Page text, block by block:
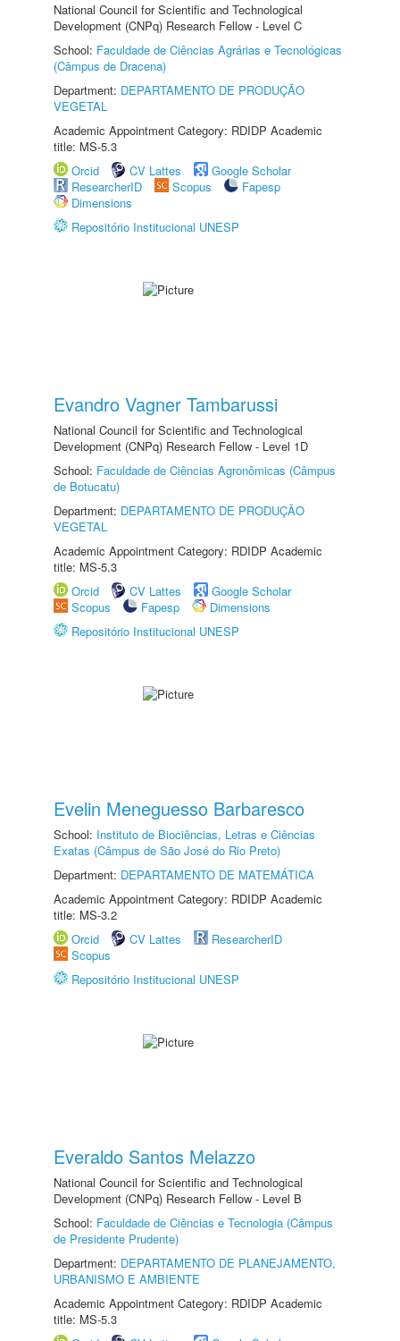
National Council for Scientific and Technological
Development (CNPq) Research Fellow - Level C
School: Faculdade de Ciências Agrárias e Tecnológicas
(Câmpus de Dracena)
Department: DEPARTAMENTO DE PRODUÇÃO
VEGETAL
Academic Appointment Category: RDIDP Academic
title: MS-5.3
Orcid
CV Lattes
Google Scholar
ResearcherID
Scopus
Fapesp
Dimensions
Repositório Institucional UNESP
Evandro Vagner Tambarussi
National Council for Scientific and Technological
Development (CNPq) Research Fellow - Level 1D
School: Faculdade de Ciências Agronômicas (Câmpus
de Botucatu)
Department: DEPARTAMENTO DE PRODUÇÃO
VEGETAL
Academic Appointment Category: RDIDP Academic
title: MS-5.3
Orcid
CV Lattes
Google Scholar
Scopus
Fapesp
Dimensions
Repositório Institucional UNESP
Evelin Meneguesso Barbaresco
School: Instituto de Biociências, Letras e Ciências
Exatas (Câmpus de São José do Rio Preto)
Department: DEPARTAMENTO DE MATEMÁTICA
Academic Appointment Category: RDIDP Academic
title: MS-3.2
Orcid
CV Lattes
ResearcherID
Scopus
Repositório Institucional UNESP
Everaldo Santos Melazzo
National Council for Scientific and Technological
Development (CNPq) Research Fellow - Level B
School: Faculdade de Ciências e Tecnologia (Câmpus
de Presidente Prudente)
Department: DEPARTAMENTO DE PLANEJAMENTO,
URBANISMO E AMBIENTE
Academic Appointment Category: RDIDP Academic
title: MS-5.3